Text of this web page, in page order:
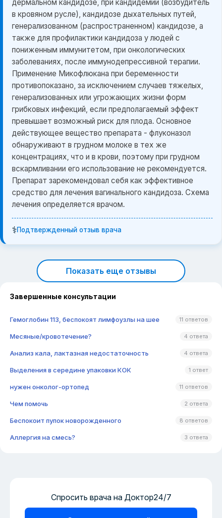
дермальном кандидозе, при кандидемии (возбудитель
в кровяном русле), кандидозе дыхательных путей,
генерализованном (распространенном) кандидозе, а
также для профилактики кандидоза у людей с
пониженным иммунитетом, при онкологических
заболеваниях, после иммунодепрессивной терапии.
Применение Микофлюкана при беременности
противопоказано, за исключением случаев тяжелых,
генерализованных или угрожающих жизни форм
грибковых инфекций, если предполагаемый эффект
превышает возможный риск для плода. Основное
действующее вещество препарата - флуконазол
обнаруживают в грудном молоке в тех же
концентрациях, что и в крови, поэтому при грудном
вскармливании его использование не рекомендуется.
Препарат зарекомендовал себя как эффективное
средство для лечения вагинального кандидоза. Схема
лечения определяется врачом.
⚕️Подтвержденный отзыв врача
Показать еще отзывы
Завершенные консультации
Гемоглобин 113, беспокоят лимфоузлы на шее 11 ответов
Месяные/кровотечение? 4 ответа
Анализ кала, лактазная недостаточность 4 ответа
Выделения в середине упаковки КОК 1 ответ
нужен онколог-ортопед 11 ответов
Чем помочь 2 ответа
Беспокоит пупок новорожденного 8 ответов
Аллергия на смесь? 3 ответа
Спросить врача на Доктор24/7